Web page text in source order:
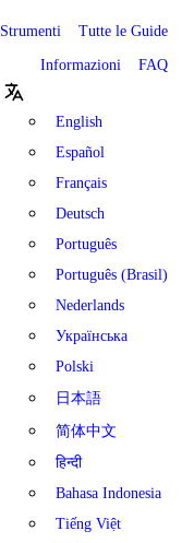
Strumenti Tutte le Guide
Informazioni FAQ
English
Español
Français
Deutsch
Português
Português (Brasil)
Nederlands
Українська
Polski
日本語
简体中文
हिन्दी
Bahasa Indonesia
Tiếng Việt